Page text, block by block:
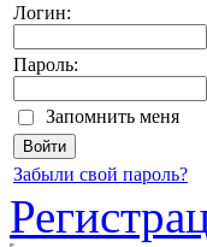
Логин:
Пароль:
Запомнить меня
Забыли свой пароль?